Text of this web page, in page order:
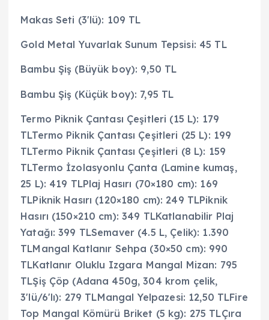
Makas Seti (3'lü): 109 TL
Gold Metal Yuvarlak Sunum Tepsisi: 45 TL
Bambu Şiş (Büyük boy): 9,50 TL
Bambu Şiş (Küçük boy): 7,95 TL
Termo Piknik Çantası Çeşitleri (15 L): 179
TLTermo Piknik Çantası Çeşitleri (25 L): 199
TLTermo Piknik Çantası Çeşitleri (8 L): 159
TLTermo İzolasyonlu Çanta (Lamine kumaş,
25 L): 419 TLPlaj Hasırı (70×180 cm): 169
TLPiknik Hasırı (120×180 cm): 249 TLPiknik
Hasırı (150×210 cm): 349 TLKatlanabilir Plaj
Yatağı: 399 TLSemaver (4.5 L, Çelik): 1.390
TLMangal Katlanır Sehpa (30×50 cm): 990
TLKatlanır Oluklu Izgara Mangal Mizan: 795
TLŞiş Çöp (Adana 450g, 304 krom çelik,
3'lü/6'lı): 279 TLMangal Yelpazesi: 12,50 TLFire
Top Mangal Kömürü Briket (5 kg): 275 TLÇıra